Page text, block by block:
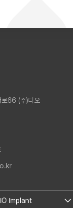
로66 (주)디오